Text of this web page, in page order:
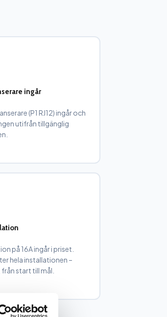
ingår
(P1 RJ12) ingår och
utifrån tillgänglig
på 16A ingår i priset.
hela installationen –
start till mål.